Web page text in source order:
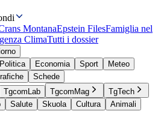
MontanaEpstein FilesFamiglia nel
ClimaTutti i dossier
Politica Economia Sport
Meteo
Schede
TgcomLab TgcomMag
TgTech
Salute Skuola Cultura
Animali